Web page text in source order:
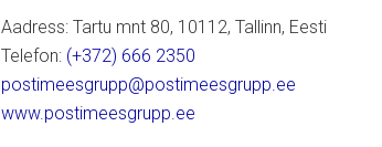
Aadress: Tartu mnt 80, 10112, Tallinn, Eesti
Telefon: (+372) 666 2350
postimeesgrupp@postimeesgrupp.ee
www.postimeesgrupp.ee